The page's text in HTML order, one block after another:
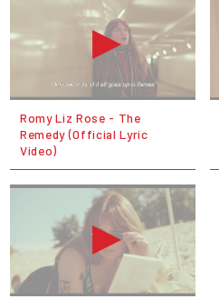
Romy Liz Rose - The
Remedy (Official Lyric
Video)